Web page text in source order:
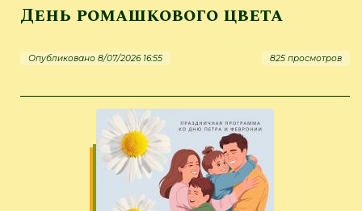
День ромашкового цвета
Опубликовано 8/07/2026 16:55 825 просмотров